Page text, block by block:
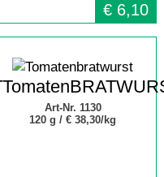
€ 6,10
Art-Nr. 1130
120 g /€ 38,30/kg